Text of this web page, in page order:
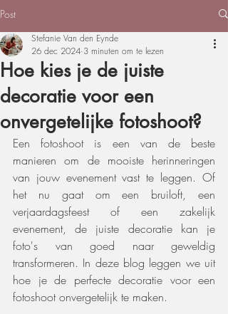
Post
Hoe kies je de juiste
decoratie voor een
onvergetelijke fotoshoot?
Stefanie Van den Eynde
26 dec 2024 3 minuten om te lezen
Een fotoshoot is een van de beste
manieren om de mooiste herinneringen
van jouw evenement vast te leggen. Of
het nu gaat om een bruiloft, een
verjaardagsfeest of een zakelijk
evenement, de juiste decoratie kan je
foto's van goed naar geweldig
transformeren. In deze blog leggen we uit
hoe je de perfecte decoratie voor een
fotoshoot onvergetelijk te maken.